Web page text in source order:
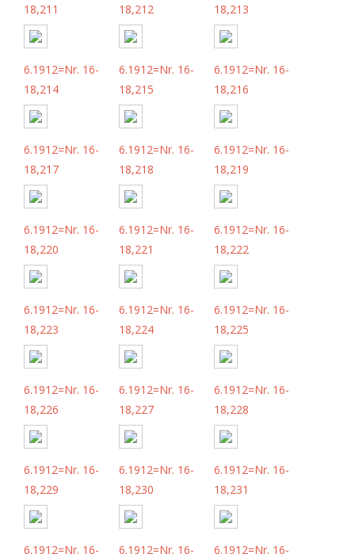
18,211
18,212
18,213
6.1912=Nr. 16-
18,214
6.1912=Nr. 16-
18,215
6.1912=Nr. 16-
18,216
6.1912=Nr. 16-
18,217
6.1912=Nr. 16-
18,218
6.1912=Nr. 16-
18,219
6.1912=Nr. 16-
18,220
6.1912=Nr. 16-
18,221
6.1912=Nr. 16-
18,222
6.1912=Nr. 16-
18,223
6.1912=Nr. 16-
18,224
6.1912=Nr. 16-
18,225
6.1912=Nr. 16-
18,226
6.1912=Nr. 16-
18,227
6.1912=Nr. 16-
18,228
6.1912=Nr. 16-
18,229
6.1912=Nr. 16-
18,230
6.1912=Nr. 16-
18,231
6.1912=Nr. 16-
6.1912=Nr. 16-
6.1912=Nr. 16-